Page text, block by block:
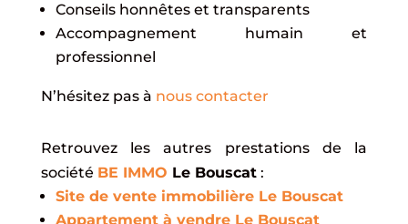
Conseils honnêtes et transparents
Accompagnement humain et
professionnel
N’hésitez pas à nous contacter
Retrouvez les autres prestations de la
société BE IMMO Le Bouscat:
Site de vente immobilière Le Bouscat
Appartement à vendre Le Bouscat